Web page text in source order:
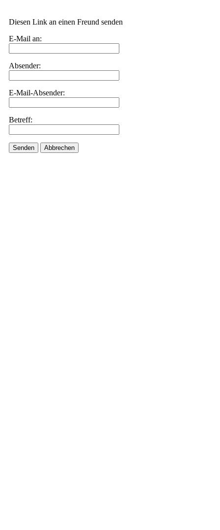
Diesen Link an einen Freund senden
E-Mail an:
Absender:
E-Mail-Absender:
Betreff:
Senden Abbrechen